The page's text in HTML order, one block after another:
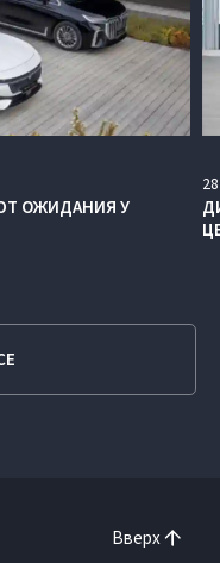
ОЖИДАНИЯ У
28
Вверх